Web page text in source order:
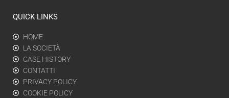
QUICK LINKS
HOME
LA SOCIETÀ
CASE HISTORY
CONTATTI
PRIVACY POLICY
COOKIE POLICY